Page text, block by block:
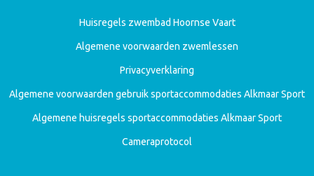
Huisregels zwembad Hoornse Vaart
Algemene voorwaarden zwemlessen
Privacyverklaring
Algemene voorwaarden gebruik sportaccommodaties Alkmaar Sport
Algemene huisregels sportaccommodaties Alkmaar Sport
Cameraprotocol